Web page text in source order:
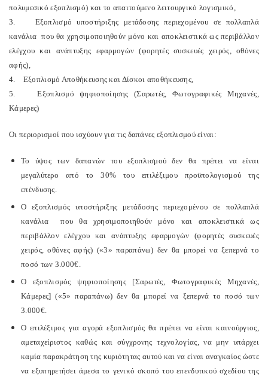
πολυμεσικό εξοπλισμό) και το απαιτούμενο λειτουργικό λογισμικό,
3. Εξοπλισμό υποστήριξης μετάδοσης περιεχομένου σε πολλαπλά
κανάλια που θα χρησιμοποιηθούν μόνο και αποκλειστικά ως περιβάλλον
ελέγχου και ανάπτυξης εφαρμογών (φορητές συσκευές χειρός, οθόνες
αφής),
4. Εξοπλισμό Αποθήκευσης και Δίσκοι αποθήκευσης,
5. Εξοπλισμό ψηφιοποίησης (Σαρωτές, Φωτογραφικές Μηχανές,
Κάμερες)
Οι περιορισμοί που ισχύουν για τις δαπάνες εξοπλισμού είναι:
Το ύψος των δαπανών του εξοπλισμού δεν θα πρέπει να είναι
μεγαλύτερο από το 30% του επιλέξιμου προϋπολογισμού της
επένδυσης.
Ο εξοπλισμός υποστήριξης μετάδοσης περιεχομένου σε πολλαπλά
κανάλια που θα χρησιμοποιηθούν μόνο και αποκλειστικά ως
περιβάλλον ελέγχου και ανάπτυξης εφαρμογών (φορητές συσκευές
χειρός, οθόνες αφής) («3» παραπάνω) δεν θα μπορεί να ξεπερνά το
ποσό των 3.000€.
Ο εξοπλισμός ψηφιοποίησης [Σαρωτές, Φωτογραφικές Μηχανές,
Κάμερες] («5» παραπάνω) δεν θα μπορεί να ξεπερνά το ποσό των
3.000€.
Ο επιλέξιμος για αγορά εξοπλισμός θα πρέπει να είναι καινούργιος,
αμεταχείριστος καθώς και σύγχρονης τεχνολογίας, να μην υπάρχει
καμία παρακράτηση της κυριότητας αυτού και να είναι αναγκαίος ώστε
να εξυπηρετήσει άμεσα το γενικό σκοπό του επενδυτικού σχεδίου της